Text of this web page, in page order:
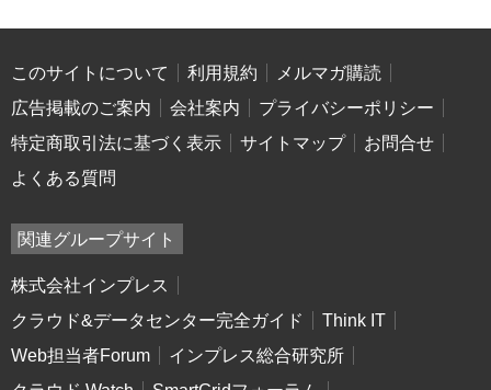
このサイトについて 利用規約
メルマガ購読
広告掲載のご案内
会社案内
プライバシーポリシー
特定商取引法に基づく表示
サイトマップ
お問合せ
よくある質問
関連グループサイト
株式会社インプレス
クラウド&データセンター完全ガイド
Think IT
Web担当者Forum
インプレス総合研究所